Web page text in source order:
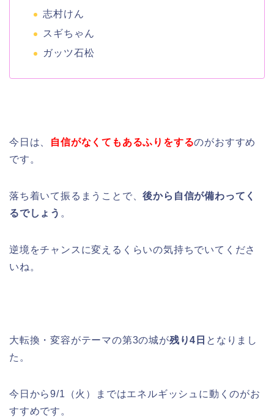
志村けん
スギちゃん
ガッツ石松
今日は、 自信がなくてもあるふりをするのがおすすめ
です。
落ち着いて振るまうことで、後から自信が備わってく
るでしょう 。
逆境をチャンスに変えるくらいの気持ちでいてくださ
いね。
大転換・変容がテーマの第3の城が残り4日 となりまし
た。
今日から9/1（火）まではエネルギッシュに動くのがお
すすめです。